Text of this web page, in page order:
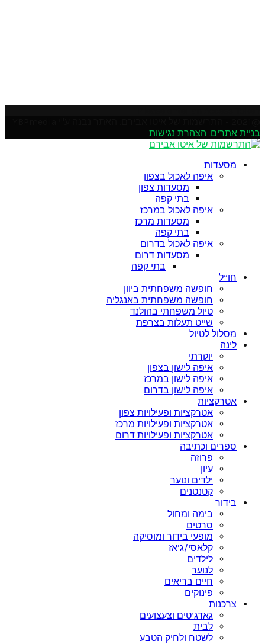
בניית אתרים הצהרת נגישות
מסעדות
איפה לאכול בצפון
מסעדות צפון
בתי קפה
איפה לאכול במרכז
מסעדות מרכז
בתי קפה
איפה לאכול בדרום
מסעדות דרום
בתי קפה
חו”ל
חופשה משפחתית ביוון
חופשה משפחתית באנגליה
טיול משפחתי בהולנד
שייט תעלות בצרפת
מסלול לטיול
לינה
יוקרתי
איפה לישון בצפון
איפה לישון במרכז
איפה לישון בדרום
אטרקציות
אטרקציות ופעילויות צפון
אטרקציות ופעילויות מרכז
אטרקציות ופעילויות דרום
ספרים וכתיבה
פרוזה
עיון
ילדים ונוער
קטנטנים
בידור
בימה ומחול
סרטים
מופעי בידור ומוסיקה
קלאסי/ג’אז
לילדים
לנוער
חיים בריאים
פינוקים
צרכנות
גאדג’טים וצעצועים
לבית
לשטח ולחיק הטבע